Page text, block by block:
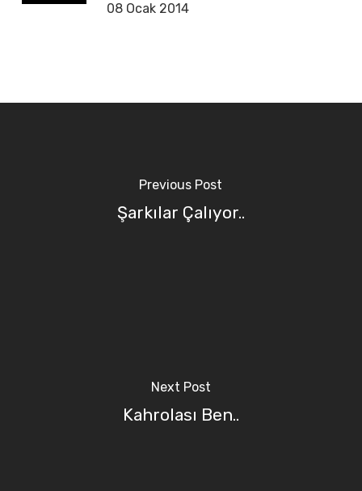
08 Ocak 2014
Previous Post
Şarkılar Çalıyor..
Next Post
Kahrolası Ben..